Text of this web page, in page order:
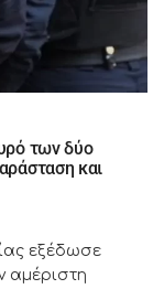
των δύο
και
εξέδωσε
αμέριστη